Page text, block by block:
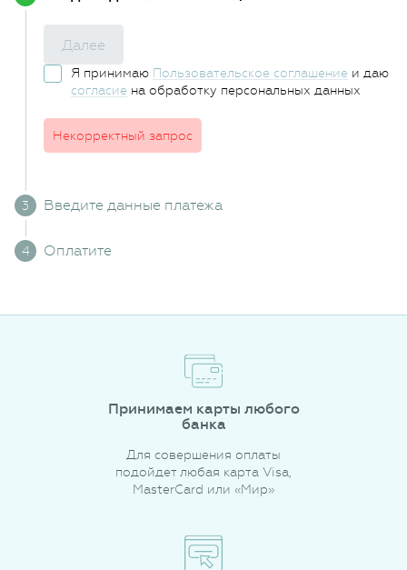
Далее
Я принимаю Пользовательское соглашение и даю
согласие на обработку персональных данных
Некорректный запрос
Введите данные платежа
Оплатите
Принимаем карты любого
банка
Для совершения оплаты
подойдет любая карта Visa,
MasterCard или «Мир»